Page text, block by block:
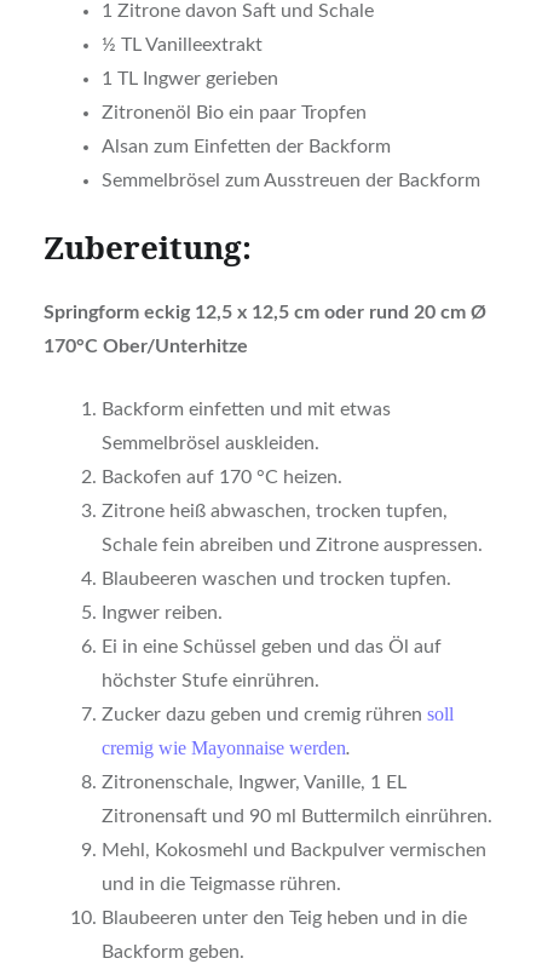
1 Zitrone davon Saft und Schale
½ TL Vanilleextrakt
1 TL Ingwer gerieben
Zitronenöl Bio ein paar Tropfen
Alsan zum Einfetten der Backform
Semmelbrösel zum Ausstreuen der Backform
Zubereitung:
Springform eckig 12,5 x 12,5 cm oder rund 20 cm Ø
170°C Ober/Unterhitze
Backform einfetten und mit etwas
Semmelbrösel auskleiden.
Backofen auf 170 °C heizen.
Zitrone heiß abwaschen, trocken tupfen,
Schale fein abreiben und Zitrone auspressen.
Blaubeeren waschen und trocken tupfen.
Ingwer reiben.
Ei in eine Schüssel geben und das Öl auf
höchster Stufe einrühren.
Zucker dazu geben und cremig rühren soll
cremig wie Mayonnaise werden.
Zitronenschale, Ingwer, Vanille, 1 EL
Zitronensaft und 90 ml Buttermilch einrühren.
Mehl, Kokosmehl und Backpulver vermischen
und in die Teigmasse rühren.
Blaubeeren unter den Teig heben und in die
Backform geben.